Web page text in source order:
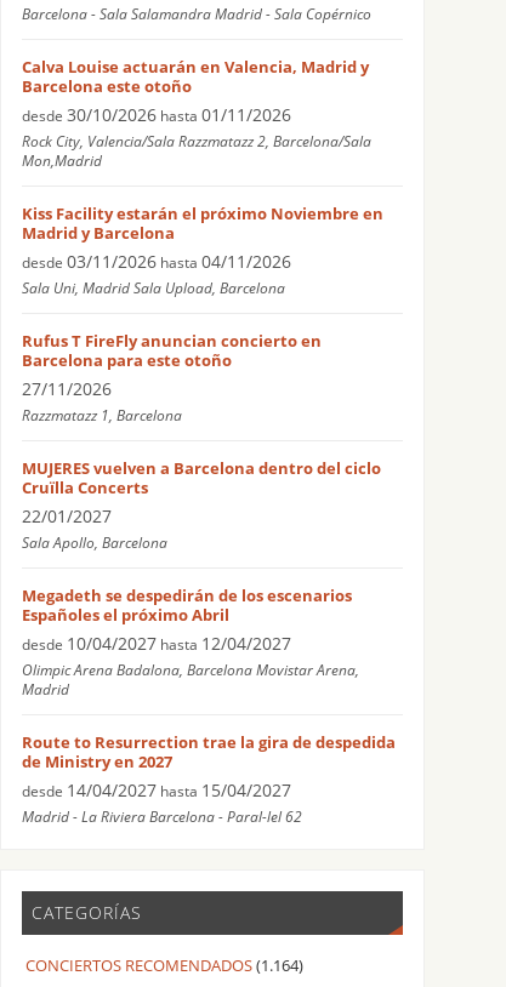
Barcelona - Sala Salamandra Madrid - Sala Copérnico
Calva Louise actuarán en Valencia, Madrid y
Barcelona este otoño
desde 30/10/2026 hasta 01/11/2026
Rock City, Valencia/Sala Razzmatazz 2, Barcelona/Sala
Mon,Madrid
Kiss Facility estarán el próximo Noviembre en
Madrid y Barcelona
desde 03/11/2026 hasta 04/11/2026
Sala Uni, Madrid Sala Upload, Barcelona
Rufus T FireFly anuncian concierto en
Barcelona para este otoño
27/11/2026
Razzmatazz 1, Barcelona
MUJERES vuelven a Barcelona dentro del ciclo
Cruïlla Concerts
22/01/2027
Sala Apollo, Barcelona
Megadeth se despedirán de los escenarios
Españoles el próximo Abril
desde 10/04/2027 hasta 12/04/2027
Olimpic Arena Badalona, Barcelona Movistar Arena,
Madrid
Route to Resurrection trae la gira de despedida
de Ministry en 2027
desde 14/04/2027 hasta 15/04/2027
Madrid - La Riviera Barcelona - Paral-lel 62
CATEGORÍAS
CONCIERTOS RECOMENDADOS(1.164)